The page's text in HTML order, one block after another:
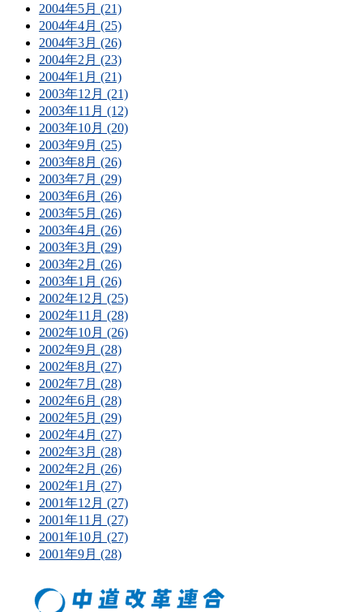
2004年5月 (21)
2004年4月 (25)
2004年3月 (26)
2004年2月 (23)
2004年1月 (21)
2003年12月 (21)
2003年11月 (12)
2003年10月 (20)
2003年9月 (25)
2003年8月 (26)
2003年7月 (29)
2003年6月 (26)
2003年5月 (26)
2003年4月 (26)
2003年3月 (29)
2003年2月 (26)
2003年1月 (26)
2002年12月 (25)
2002年11月 (28)
2002年10月 (26)
2002年9月 (28)
2002年8月 (27)
2002年7月 (28)
2002年6月 (28)
2002年5月 (29)
2002年4月 (27)
2002年3月 (28)
2002年2月 (26)
2002年1月 (27)
2001年12月 (27)
2001年11月 (27)
2001年10月 (27)
2001年9月 (28)